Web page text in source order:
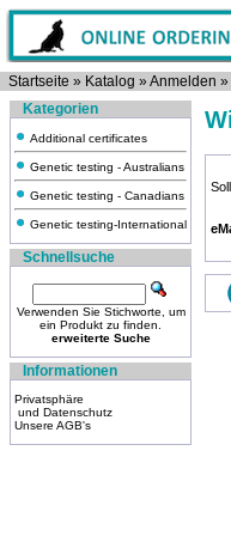
Startseite » Katalog »Anmelden »
Kategorien
Additional certificates
Genetic testing - Australians
Genetic testing - Canadians
Genetic testing-International
Schnellsuche
Verwenden Sie Stichworte, um
ein Produkt zu finden.
erweiterte Suche
Informationen
Privatsphäre
und Datenschutz
Unsere AGB's